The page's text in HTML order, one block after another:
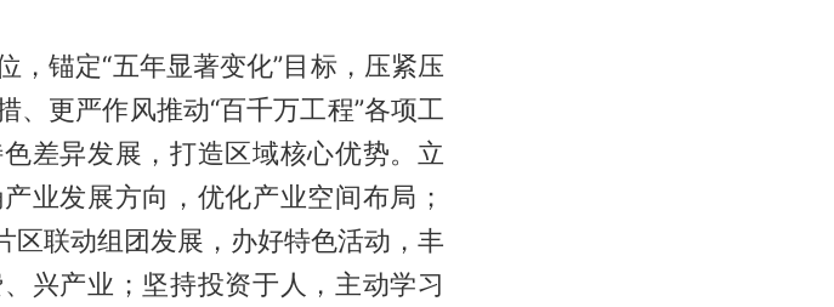
，锚定“五年显著变化”目标，压紧压
、更严作风推动“百千万工程”各项工
差异发展，打造区域核心优势。立
业发展方向，优化产业空间布局；
区联动组团发展，办好特色活动，丰
兴产业；坚持投资于人，主动学习